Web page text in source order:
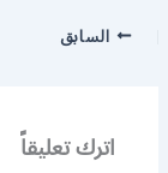
السابق
اترك تعليقاً